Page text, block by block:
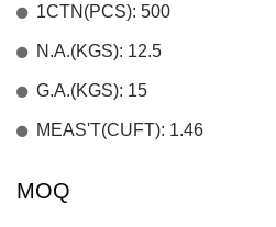
1CTN(PCS): 500
N.A.(KGS): 12.5
G.A.(KGS): 15
MEAS'T(CUFT): 1.46
MOQ